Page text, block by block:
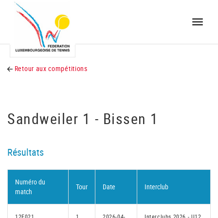
Toggle
Retour aux compétitions
Sandweiler 1 - Bissen 1
Résultats
Numéro du
match
Tour Date Interclub